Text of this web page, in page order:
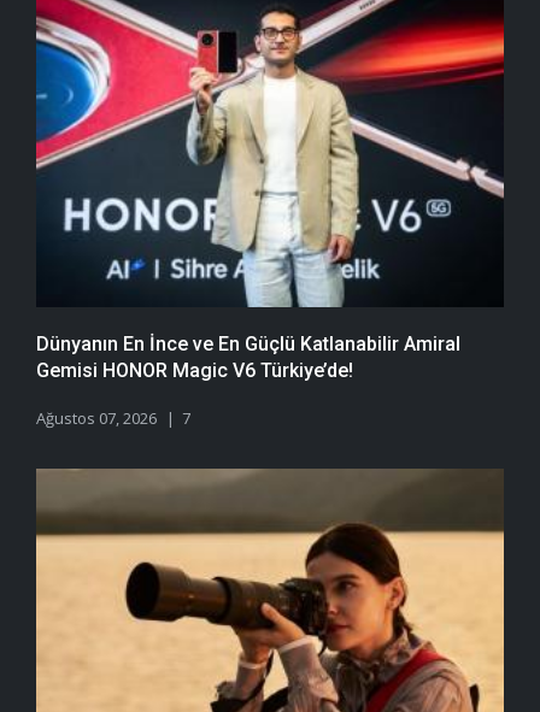
Dünyanın En İnce ve En Güçlü Katlanabilir Amiral
Gemisi HONOR Magic V6 Türkiye’de!
Ağustos 07, 2026 7